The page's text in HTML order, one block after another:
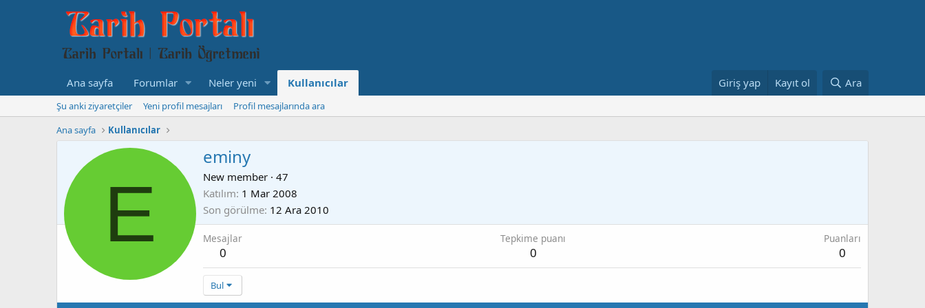
Ana sayfa Forumlar Neler yeni Kullanıcılar Giriş yap Kayıt ol Ara
Şu anki ziyaretçiler Yeni profil mesajları
Profil mesajlarında ara
Ana sayfa
Kullanıcılar
E
eminy
New member · 47
Katılım 1 Mar 2008
Son görülme 12 Ara 2010
Mesajlar
0
Tepkime puanı
0
Puanları
0
Bul